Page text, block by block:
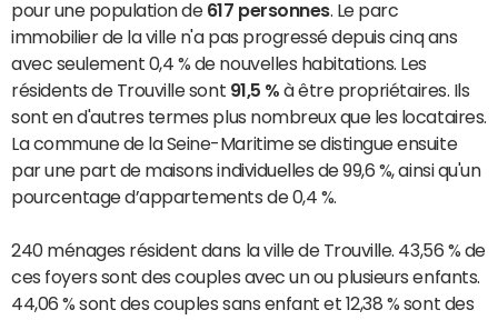
pour une population de 617 personnes. Le parc
immobilier de la ville n'a pas progressé depuis cinq ans
avec seulement 0,4 % de nouvelles habitations. Les
résidents de Trouville sont 91,5 % à être propriétaires. Ils
sont en d'autres termes plus nombreux que les locataires.
La commune de la Seine-Maritime se distingue ensuite
par une part de maisons individuelles de 99,6 %, ainsi qu'un
pourcentage d’appartements de 0,4 %.
240 ménages résident dans la ville de Trouville. 43,56 % de
ces foyers sont des couples avec un ou plusieurs enfants.
44,06 % sont des couples sans enfant et 12,38 % sont des